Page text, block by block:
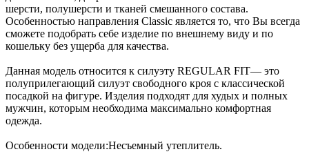
шерсти, полушерсти и тканей смешанного состава.
Особенностью направления Classic является то, что Вы всегда
сможете подобрать себе изделие по внешнему виду и по
кошельку без ущерба для качества.
Данная модель относится к силуэту REGULAR FIT— это
полуприлегающий силуэт свободного кроя с классической
посадкой на фигуре. Изделия подходят для худых и полных
мужчин, которым необходима максимально комфортная
одежда.
Особенности модели:Несъемный утеплитель.